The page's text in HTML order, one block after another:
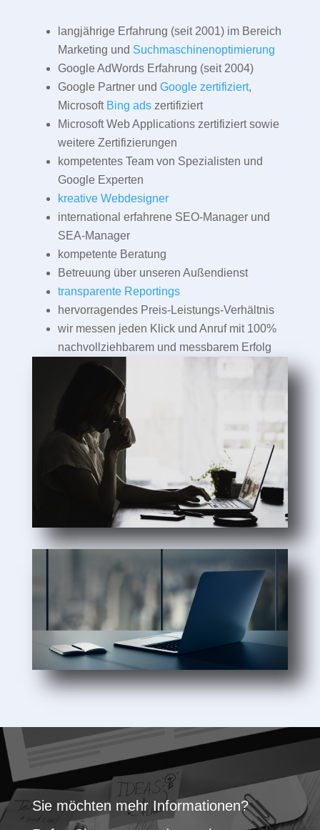
langjährige Erfahrung (seit 2001) im Bereich
Marketing und Suchmaschinenoptimierung
Google AdWords Erfahrung (seit 2004)
Google Partner und Google zertifiziert,
Microsoft Bing adszertifiziert
Microsoft Web Applications zertifiziert sowie
weitere Zertifizierungen
kompetentes Team von Spezialisten und
Google Experten
kreative Webdesigner
international erfahrene SEO-Manager und
SEA-Manager
kompetente Beratung
Betreuung über unseren Außendienst
transparente Reportings
hervorragendes Preis-Leistungs-Verhältnis
wir messen jeden Klick und Anruf mit 100%
nachvollziehbarem und messbarem Erfolg
Sie möchten mehr Informationen?